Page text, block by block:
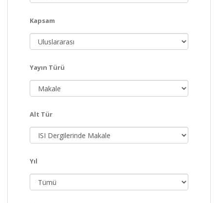
Kapsam
Yayın Türü
Alt Tür
Yıl